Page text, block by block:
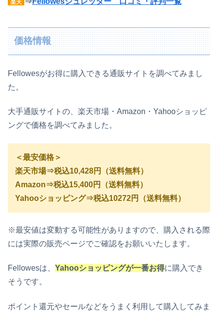
楽天
価格情報
Fellowesがお得に購入できる通販サイトを調べてみまし
た。
大手通販サイトの、楽天市場・Amazon・Yahooショッピ
ングで価格を調べてみました。
＜最安価格＞
楽天市場⇒税込10,428円（送料無料）
Amazon⇒税込15,400円（送料無料）
Yahooショッピング⇒税込10272円（送料無料）
※最安値は変動する可能性がありますので、購入される際
には実際の販売ページでご確認をお願いいたします。
Fellowesは、 Yahooショッピングが一番お得に購入でき
そうです。
ポイント還元やセールなどをうまく利用して購入してみま